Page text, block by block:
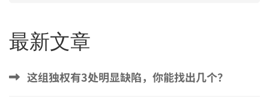
最新文章
这组独权有3处明显缺陷，你能找出几个？